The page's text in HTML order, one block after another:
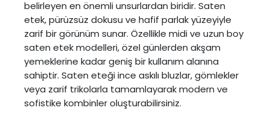
belirleyen en önemli unsurlardan biridir. Saten
etek, pürüzsüz dokusu ve hafif parlak yüzeyiyle
zarif bir görünüm sunar. Özellikle midi ve uzun boy
saten etek modelleri, özel günlerden akşam
yemeklerine kadar geniş bir kullanım alanına
sahiptir. Saten eteği ince askılı bluzlar, gömlekler
veya zarif trikolarla tamamlayarak modern ve
sofistike kombinler oluşturabilirsiniz.